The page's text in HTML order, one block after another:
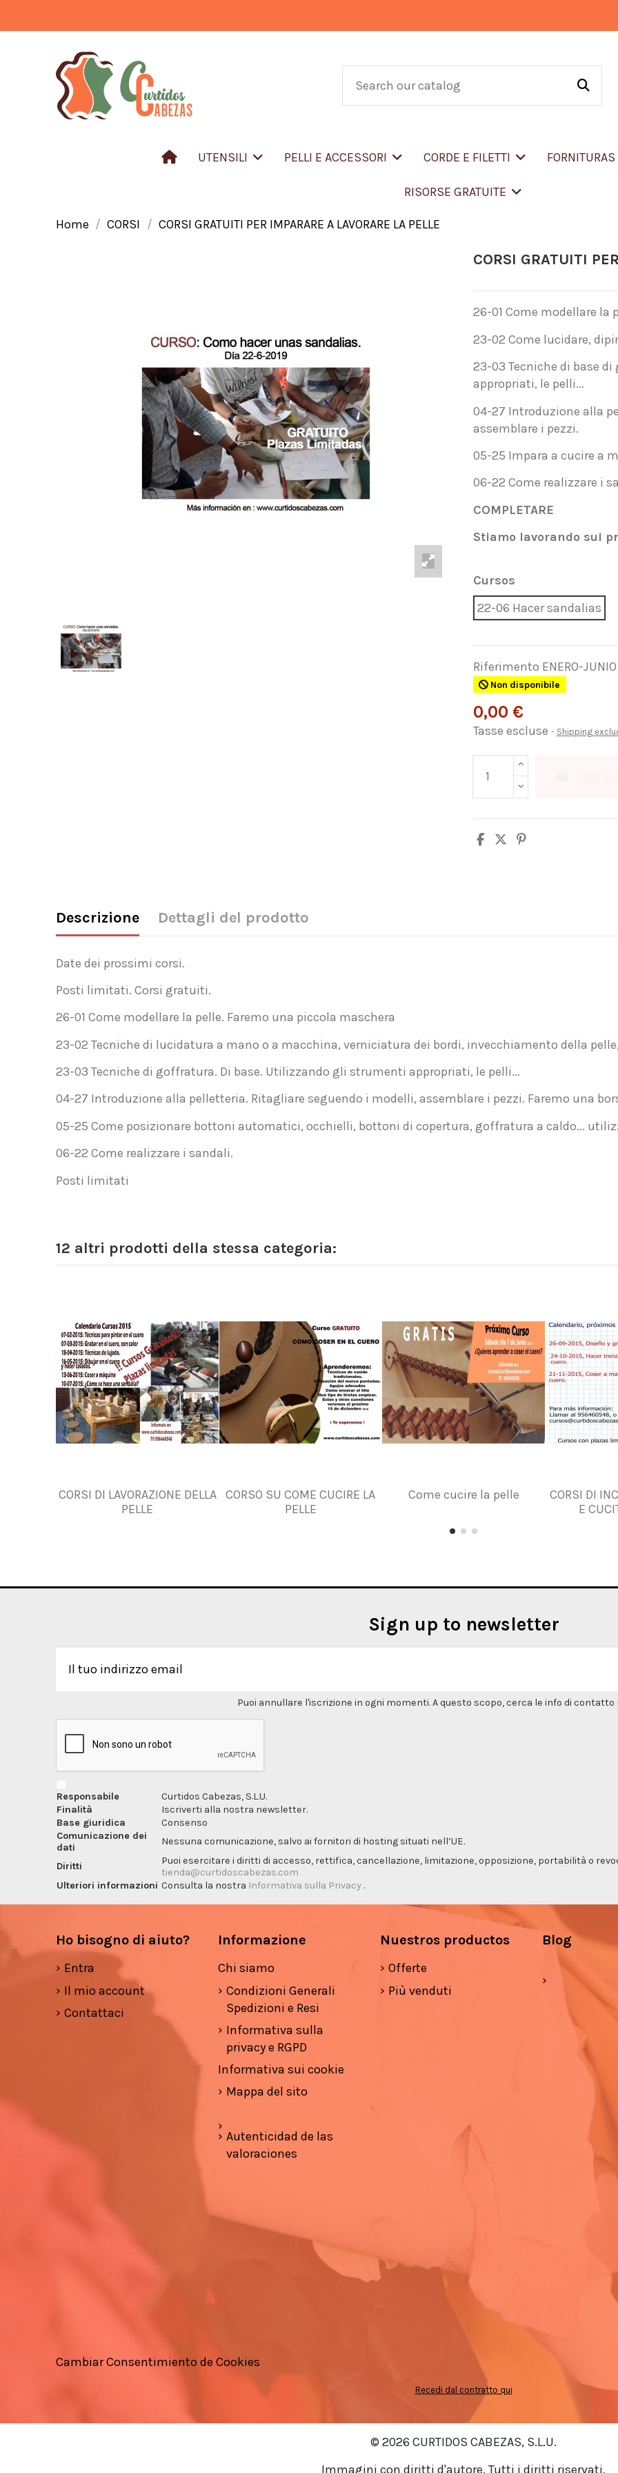
UTENSILI PELLI E ACCESSORI CORDE E FILETTI FORNITURAS
RISORSE GRATUITE
Home CORSI CORSI GRATUITI PER IMPARARE A LAVORARE LA PELLE
CORSI GRATUITI
26-01 Come modellare la
23-02 Come lucidare,
23-03 Tecniche di base
appropriati, le pelli...
04-27 Introduzione alla
assemblare i pezzi.
05-25 Impara a cucire a
06-22 Come realizzare i
COMPLETARE
Stiamo lavorando sui
Cursos
22-06 Hacer sandalias
Riferimento ENERO-
Non disponibile
0,00 €
Tasse escluse Shipping
Descrizione Dettagli del prodotto
Date dei prossimi corsi.
Posti limitati. Corsi gratuiti.
26-01 Come modellare la pelle. Faremo una piccola maschera
23-02 Tecniche di lucidatura a mano o a macchina, verniciatura dei bordi, invecchiamento della
23-03 Tecniche di goffratura. Di base. Utilizzando gli strumenti appropriati, le pelli...
04-27 Introduzione alla pelletteria. Ritagliare seguendo i modelli, assemblare i pezzi. Faremo una
05-25 Come posizionare bottoni automatici, occhielli, bottoni di copertura, goffratura a caldo...
06-22 Come realizzare i sandali.
Posti limitati
12 altri prodotti della stessa categoria:
CORSI DI LAVORAZIONE DELLA
PELLE
CORSO SU COME CUCIRE LA
PELLE
Come cucire la pelle
CORSI DI
E
Sign up to newsletter
Puoi annullare l'iscrizione in ogni momenti. A questo scopo, cerca le info di contatto
Responsabile
Curtidos Cabezas, S.L.U.
Finalità
Iscriverti alla nostra newsletter.
Base giuridica
Consenso
Comunicazione dei
dati
Nessuna comunicazione, salvo ai fornitori di hosting situati nell’UE.
Diritti
Puoi esercitare i diritti di accesso, rettifica, cancellazione, limitazione, opposizione, portabilità o
tienda@curtidoscabezas.com
Ulteriori informazioni Consulta la nostra Informativa sulla Privacy .
Ho bisogno di aiuto?
Entra
Il mio account
Contattaci
Informazione
Chi siamo
Condizioni Generali
Spedizioni e Resi
Informativa sulla
privacy e RGPD
Informativa sui cookie
Mappa del sito
Autenticidad de las
valoraciones
Nuestros productos
Offerte
Più venduti
Blog
Cambiar Consentimiento de Cookies
Recedi dal contratto qui
© 2026 CURTIDOS CABEZAS, S.L.U.
Immagini con diritti d'autore. Tutti i diritti riservati.